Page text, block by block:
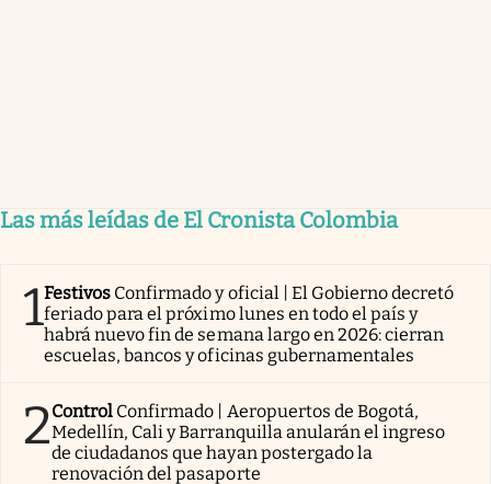
Las más leídas de El Cronista Colombia
1Festivos Confirmado y oficial | El Gobierno decretó
feriado para el próximo lunes en todo el país y
habrá nuevo fin de semana largo en 2026: cierran
escuelas, bancos y oficinas gubernamentales
2Control Confirmado | Aeropuertos de Bogotá,
Medellín, Cali y Barranquilla anularán el ingreso
de ciudadanos que hayan postergado la
renovación del pasaporte